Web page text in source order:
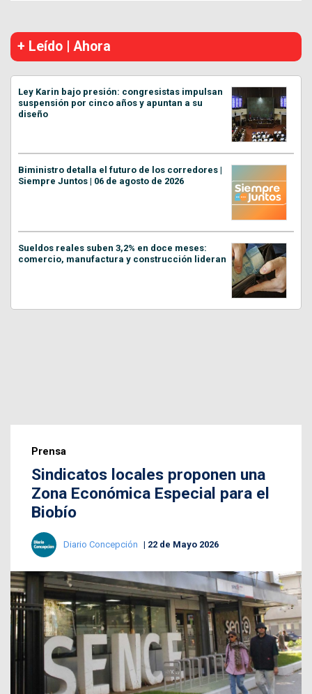
+ Leído | Ahora
Ley Karin bajo presión: congresistas impulsan
suspensión por cinco años y apuntan a su
diseño
Biministro detalla el futuro de los corredores |
Siempre Juntos | 06 de agosto de 2026
Sueldos reales suben 3,2% en doce meses:
comercio, manufactura y construcción lideran
Prensa
Sindicatos locales proponen una
Zona Económica Especial para el
Biobío
Diario Concepción 22 de Mayo 2026